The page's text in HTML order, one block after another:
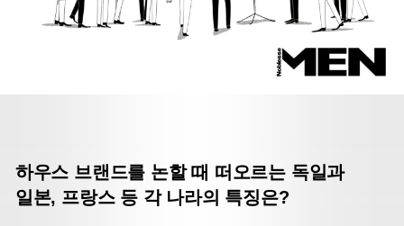
하우스 브랜드를 논할 때 떠오르는 독일과
일본, 프랑스 등 각 나라의 특징은?